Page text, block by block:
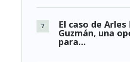
El caso de Arles
Guzmán, una
para…